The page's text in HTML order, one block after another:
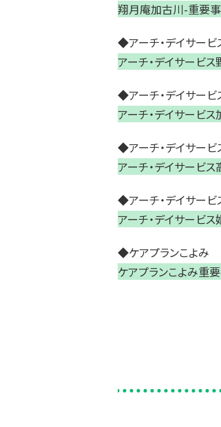
翔月庵加古川-重要
◆アーチ・デイサービ
アーチ・デイサービ
◆アーチ・デイサー
アーチ・デイサービ
◆アーチ・デイサービ
アーチ・デイサービ
◆アーチ・デイサービ
アーチ・デイサービ
◆ケアプランこよみ
ケアプランこよみ重